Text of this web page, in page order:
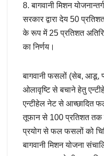
8. बागवानी मिशन
सरकार द्वारा देय 50
के रूप में 25 प्रतिशत
का निर्णय।
बागवानी फसलों (सेब, आडू,
ओलावृष्टि से बचाने हेतु
एन्टीहेल नेट से आच्छादित
तूफान से 100 प्रतिशत तक
प्रयोग से फल फसलों को
बागवानी मिशन योजना